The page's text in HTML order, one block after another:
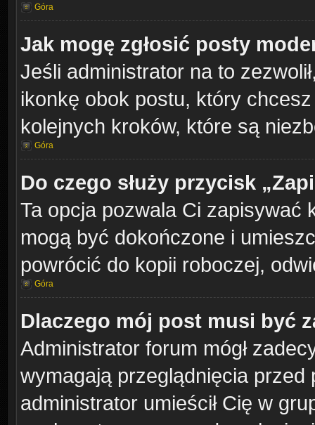
Góra
Jak mogę zgłosić posty
Jeśli administrator na to
ikonkę obok postu, który
kolejnych kroków, które są
Góra
Do czego służy przycisk
Ta opcja pozwala Ci zapisywać
mogą być dokończone i
powrócić do kopii roboczej,
Góra
Dlaczego mój post musi być
Administrator forum mógł
wymagają przeglądnięcia
administrator umieścił Cię w